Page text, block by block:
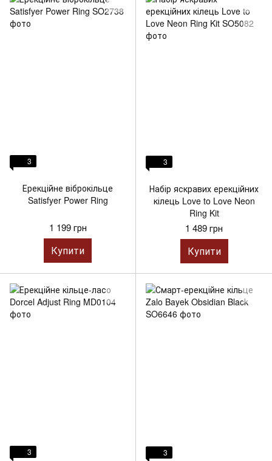
3
Ерекційне віброкільце
Satisfyer Power Ring
1 199 грн
Купити
3
Набір яскравих ерекційних
кілець Love to Love Neon
Ring Kit
1 489 грн
Купити
3
3